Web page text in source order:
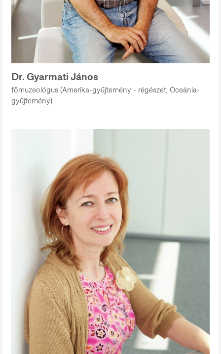
Dr. Gyarmati János
főmuzeológus (Amerika-gyűjtemény - régészet, Óceánia-
gyűjtemény)